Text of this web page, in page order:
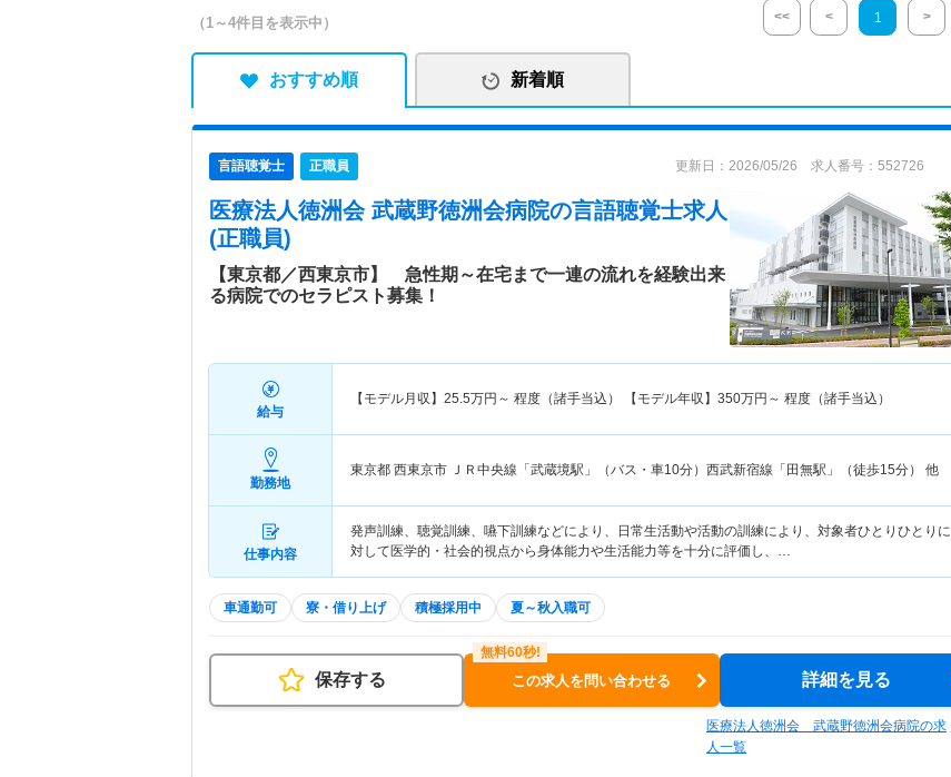
（1～4件目を表示中） << < 1 >
おすすめ順 新着順
言語聴覚士 正職員 更新日：2026/05/26 求人番号：552726
医療法人徳洲会 武蔵野徳洲会病院の言語聴覚士求人
(正職員)
【東京都／西東京市】 急性期～在宅まで一連の流れを経験出来
る病院でのセラピスト募集！
給与
【モデル月収】 25.5万円～ 程度（諸手当込） 【モデル年収】 350万円～ 程度（諸手当込）
勤務地
東京都 西東京市 ＪＲ中央線「武蔵境駅」（バス・車10分）西武新宿線「田無駅」（徒歩15分） 他
仕事内容
発声訓練、聴覚訓練、嚥下訓練などにより、日常生活動や活動の訓練により、対象者ひとりひとりに
対して医学的・社会的視点から身体能力や生活能力等を十分に評価し、…
車通勤可 寮・借り上げ 積極採用中 夏～秋入職可
保存する この求人を問い合わせる 詳細を見る
医療法人徳洲会 武蔵野徳洲会病院の求
人一覧